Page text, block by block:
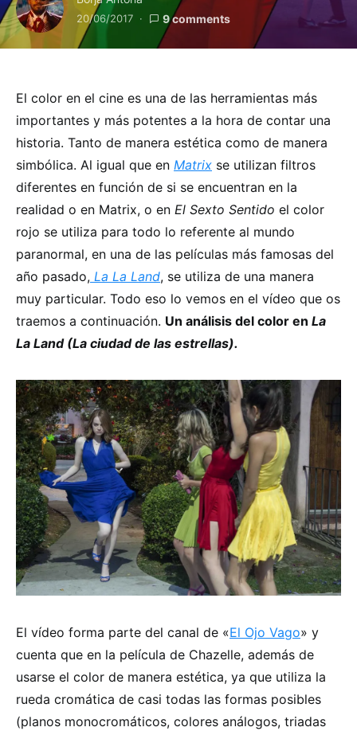
20/06/2017 9 comments
El color en el cine es una de las herramientas más
importantes y más potentes a la hora de contar una
historia. Tanto de manera estética como de manera
simbólica. Al igual que en Matrix se utilizan filtros
diferentes en función de si se encuentran en la
realidad o en Matrix, o en El Sexto Sentido el color
rojo se utiliza para todo lo referente al mundo
paranormal, en una de las películas más famosas del
año pasado, La La Land, se utiliza de una manera
muy particular. Todo eso lo vemos en el vídeo que os
traemos a continuación. Un análisis del color en La
La Land (La ciudad de las estrellas).
El vídeo forma parte del canal de «El Ojo Vago» y
cuenta que en la película de Chazelle, además de
usarse el color de manera estética, ya que utiliza la
rueda cromática de casi todas las formas posibles
(planos monocromáticos, colores análogos, triadas